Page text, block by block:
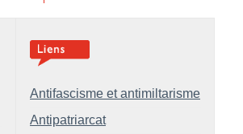
Antifascisme et antimiltarisme
Antipatriarcat